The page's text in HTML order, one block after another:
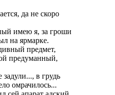
да не скоро
имею я, за гроши
на ярмарке.
предмет,
предуманный,
в грудь
омрачилось...